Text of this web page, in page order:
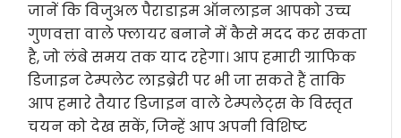
जानें कि विजुअल पैराडाइम ऑनलाइन आपको उच्च
गुणवत्ता वाले फ्लायर बनाने में कैसे मदद कर सकता
है, जो लंबे समय तक याद रहेगा। आप हमारी ग्राफिक
डिजाइन टेम्पलेट लाइब्रेरी पर भी जा सकते हैं ताकि
आप हमारे तैयार डिजाइन वाले टेम्पलेट्स के विस्तृत
चयन को देख सकें, जिन्हें आप अपनी विशिष्ट